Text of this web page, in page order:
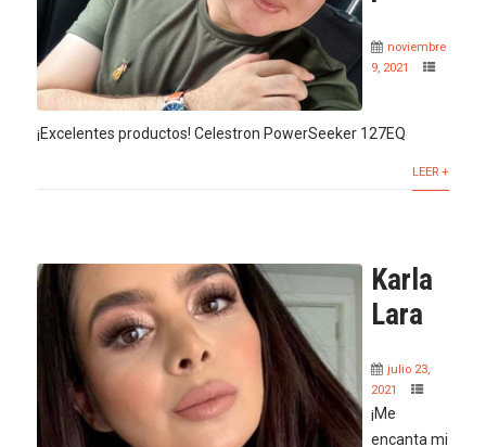
noviembre
9, 2021
¡Excelentes productos! Celestron PowerSeeker 127EQ
LEER +
Karla
Lara
julio 23,
2021
¡Me
encanta mi